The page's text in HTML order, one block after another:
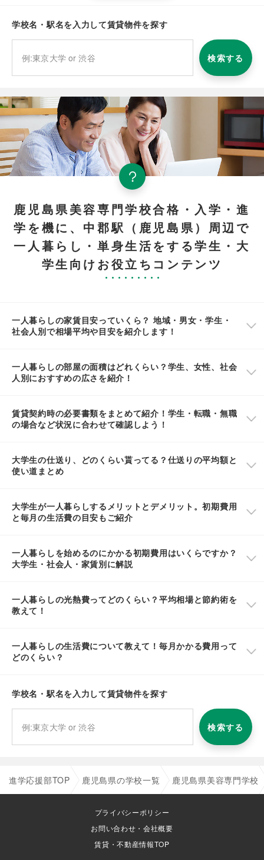
学校名・駅名を入力して賃貸物件を探す
検索する
鹿児島県美容専門学校合格・入学・進
学を機に、中郡駅（鹿児島県）周辺で
一人暮らし・単身生活をする学生・大
学生向けお役立ちコンテンツ
一人暮らしの家賃目安っていくら？ 地域・男女・学生・
社会人別で相場平均や目安を紹介します！
一人暮らしの部屋の面積はどれくらい？学生、女性、社会
人別におすすめの広さを紹介！
賃貸契約時の必要書類をまとめて紹介！学生・転職・無職
の場合など状況に合わせて確認しよう！
大学生の仕送り、どのくらい貰ってる？仕送りの平均額と
使い道まとめ
大学生が一人暮らしするメリットとデメリット。初期費用
と毎月の生活費の目安もご紹介
一人暮らしを始めるのにかかる初期費用はいくらですか？
大学生・社会人・家賃別に解説
一人暮らしの光熱費ってどのくらい？平均相場と節約術を
教えて！
一人暮らしの生活費について教えて！毎月かかる費用って
どのくらい？
学校名・駅名を入力して賃貸物件を探す
検索する
進学応援部TOP 鹿児島県の学校一覧 鹿児島県美容専門学校
プライバシーポリシー
お問い合わせ・会社概要
賃貸・不動産情報TOP